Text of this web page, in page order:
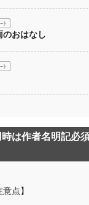
ﾄ
のおはなし
ﾄ
は作者名明記必
点】